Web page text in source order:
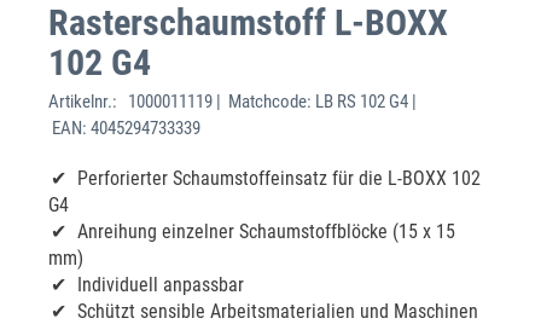
Rasterschaumstoff L-BOXX
102 G4
Artikelnr.:
1000011119 | Matchcode: LB RS 102 G4 |
EAN: 4045294733339
Perforierter Schaumstoffeinsatz für die L-BOXX 102
G4
Anreihung einzelner Schaumstoffblöcke (15 x 15
mm)
Individuell anpassbar
Schützt sensible Arbeitsmaterialien und Maschinen